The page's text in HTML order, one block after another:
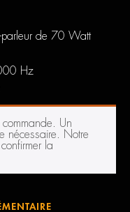
parleur de 70 Watt
Hz
Un
nécessaire. Notre
la